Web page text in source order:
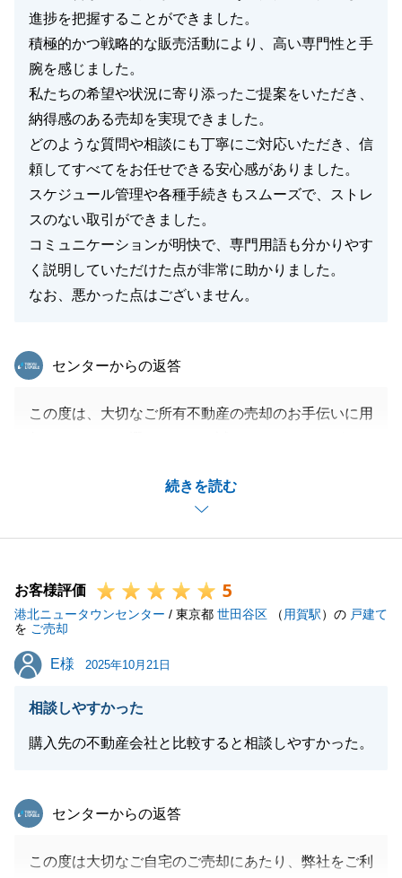
進捗を把握することができました。
積極的かつ戦略的な販売活動により、高い専門性と手
腕を感じました。
私たちの希望や状況に寄り添ったご提案をいただき、
納得感のある売却を実現できました。
どのような質問や相談にも丁寧にご対応いただき、信
頼してすべてをお任せできる安心感がありました。
スケジュール管理や各種手続きもスムーズで、ストレ
スのない取引ができました。
コミュニケーションが明快で、専門用語も分かりやす
く説明していただけた点が非常に助かりました。
なお、悪かった点はございません。
続きを読む
東急リバブル
センターからの返答
この度は、大切なご所有不動産の売却のお手伝いに用
微力ながらH様・J様のお役に立てたこと大変光栄で
ご成約に至るまで、紆余曲折ございましたが、何とか
なりました事、大変嬉しく思います。
また、今後のお住み替えの際や、投資用物件のご購入
についても、お手伝いさせて頂けますと幸いでござい
ます。
ます。
お客様評価 5
港北ニュータウンセンター / 東京都 世田谷区 （ 用賀駅）の 戸建て
を ご売却
E様
E様 2025年10月21日
相談しやすかった
購入先の不動産会社と比較すると相談しやすかった。
東急リバブル
センターからの返答
この度は大切なご自宅のご売却にあたり、弊社をご利